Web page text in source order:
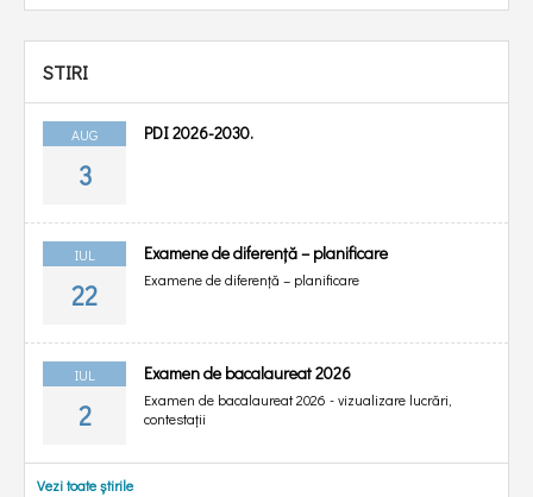
STIRI
AUG
3
PDI 2026-2030.
IUL
22
Examene de diferență – planificare
Examene de diferență – planificare
IUL
2
Examen de bacalaureat 2026
Examen de bacalaureat 2026 - vizualizare lucrări,
contestații
Vezi toate știrile